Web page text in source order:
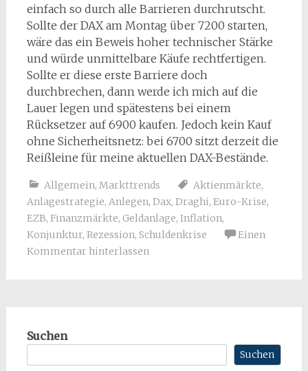
einfach so durch alle Barrieren durchrutscht.
Sollte der DAX am Montag über 7200 starten,
wäre das ein Beweis hoher technischer Stärke
und würde unmittelbare Käufe rechtfertigen.
Sollte er diese erste Barriere doch
durchbrechen, dann werde ich mich auf die
Lauer legen und spätestens bei einem
Rücksetzer auf 6900 kaufen. Jedoch kein Kauf
ohne Sicherheitsnetz: bei 6700 sitzt derzeit die
Reißleine für meine aktuellen DAX-Bestände.
Allgemein, Markttrends Aktienmärkte,
Anlagestrategie, Anlegen, Dax, Draghi, Euro-Krise,
EZB, Finanzmärkte, Geldanlage, Inflation,
Konjunktur, Rezession, Schuldenkrise
Einen
Kommentar hinterlassen
Suchen
Suchen